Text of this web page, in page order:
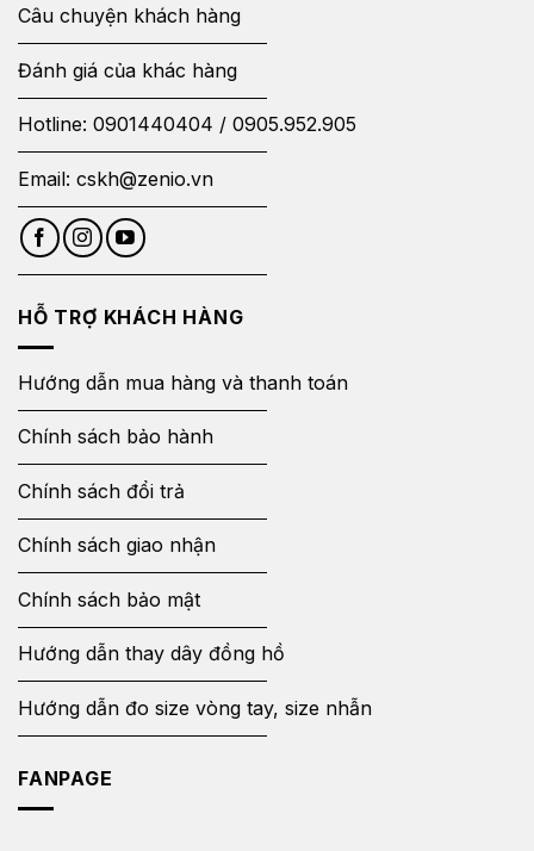
Câu chuyện khách hàng
Đánh giá của khác hàng
Hotline: 0901440404 / 0905.952.905
Email: cskh@zenio.vn
HỖ TRỢ KHÁCH HÀNG
Hướng dẫn mua hàng và thanh toán
Chính sách bảo hành
Chính sách đổi trả
Chính sách giao nhận
Chính sách bảo mật
Hướng dẫn thay dây đồng hồ
Hướng dẫn đo size vòng tay, size nhẫn
FANPAGE